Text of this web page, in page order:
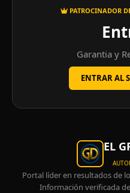
PATROCINADOR
Garantia y
ENTRAR AL
EL
Portal líder en resultados de
Información verificada